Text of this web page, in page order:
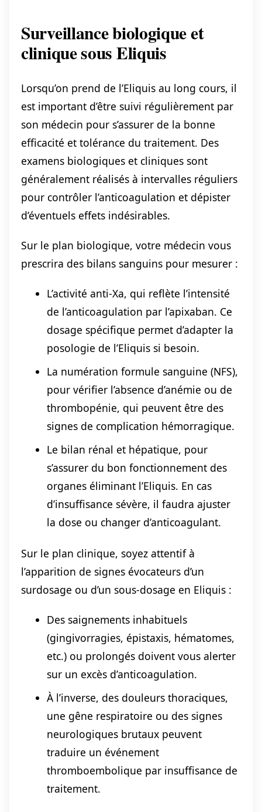
Surveillance biologique et
clinique sous Eliquis
Lorsqu’on prend de l’Eliquis au long cours, il
est important d’être suivi régulièrement par
son médecin pour s’assurer de la bonne
efficacité et tolérance du traitement. Des
examens biologiques et cliniques sont
généralement réalisés à intervalles réguliers
pour contrôler l’anticoagulation et dépister
d’éventuels effets indésirables.
Sur le plan biologique, votre médecin vous
prescrira des bilans sanguins pour mesurer :
L’activité anti-Xa, qui reflète l’intensité
de l’anticoagulation par l’apixaban. Ce
dosage spécifique permet d’adapter la
posologie de l’Eliquis si besoin.
La numération formule sanguine (NFS),
pour vérifier l’absence d’anémie ou de
thrombopénie, qui peuvent être des
signes de complication hémorragique.
Le bilan rénal et hépatique, pour
s’assurer du bon fonctionnement des
organes éliminant l’Eliquis. En cas
d’insuffisance sévère, il faudra ajuster
la dose ou changer d’anticoagulant.
Sur le plan clinique, soyez attentif à
l’apparition de signes évocateurs d’un
surdosage ou d’un sous-dosage en Eliquis :
Des saignements inhabituels
(gingivorragies, épistaxis, hématomes,
etc.) ou prolongés doivent vous alerter
sur un excès d’anticoagulation.
À l’inverse, des douleurs thoraciques,
une gêne respiratoire ou des signes
neurologiques brutaux peuvent
traduire un événement
thromboembolique par insuffisance de
traitement.